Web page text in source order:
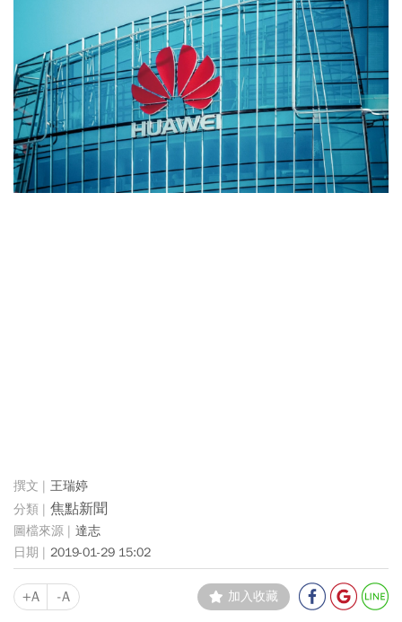
王瑞婷
焦點新聞
達志
2019-01-29 15:02
+A -A 加入收藏